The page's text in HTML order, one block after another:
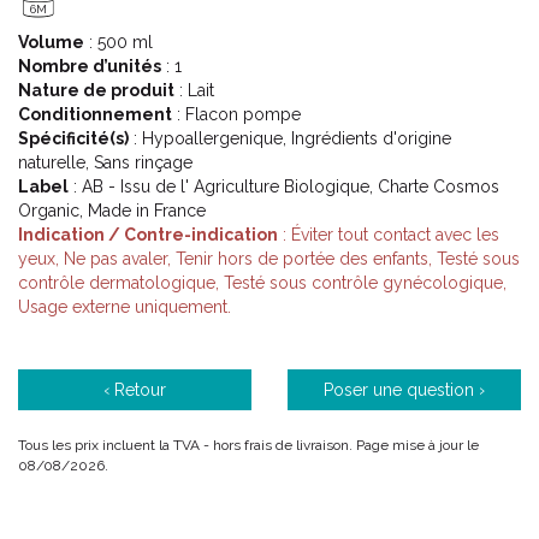
Code EAN : 3361370793181
6M
Volume : 500 ml
Nombre d’unités : 1
Nature de produit : Lait
Conditionnement : Flacon pompe
Spécificité(s) : Hypoallergenique, Ingrédients d'origine
naturelle, Sans rinçage
Label : AB - Issu de l' Agriculture Biologique, Charte Cosmos
Organic, Made in France
Indication / Contre-indication : Éviter tout contact avec les
yeux, Ne pas avaler, Tenir hors de portée des enfants, Testé sous
contrôle dermatologique, Testé sous contrôle gynécologique,
Usage externe uniquement.
‹ Retour Poser une question ›
Tous les prix incluent la TVA - hors frais de livraison. Page mise à jour le
08/08/2026.